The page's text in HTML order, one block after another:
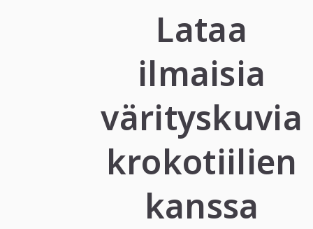
Lataa
ilmaisia
värityskuvia
krokotiilien
kanssa